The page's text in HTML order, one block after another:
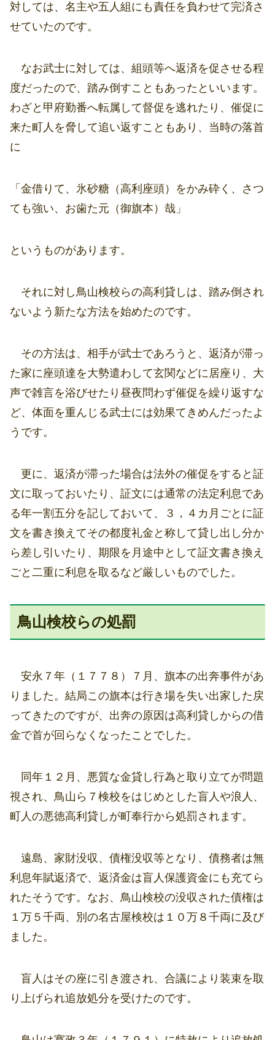
対しては、名主や五人組にも責任を負わせて完済さ
せていたのです。
なお武士に対しては、組頭等へ返済を促させる程
度だったので、踏み倒すこともあったといいます。
わざと甲府勤番へ転属して督促を逃れたり、催促に
来た町人を脅して追い返すこともあり、当時の落首
に
「金借りて、氷砂糖（高利座頭）をかみ砕く、さつ
ても強い、お歯た元（御旗本）哉」
というものがあります。
それに対し鳥山検校らの高利貸しは、踏み倒され
ないよう新たな方法を始めたのです。
その方法は、相手が武士であろうと、返済が滞っ
た家に座頭達を大勢遣わして玄関などに居座り、大
声で雑言を浴びせたり昼夜問わず催促を繰り返すな
ど、体面を重んじる武士には効果てきめんだったよ
うです。
更に、返済が滞った場合は法外の催促をすると証
文に取っておいたり、証文には通常の法定利息であ
る年一割五分を記しておいて、３，４カ月ごとに証
文を書き換えてその都度礼金と称して貸し出し分か
ら差し引いたり、期限を月途中として証文書き換え
ごと二重に利息を取るなど厳しいものでした。
鳥山検校らの処罰
安永７年（１７７８）７月、旗本の出奔事件があ
りました。結局この旗本は行き場を失い出家した戻
ってきたのですが、出奔の原因は高利貸しからの借
金で首が回らなくなったことでした。
同年１２月、悪質な金貸し行為と取り立てが問題
視され、鳥山ら７検校をはじめとした盲人や浪人、
町人の悪徳高利貸しが町奉行から処罰されます。
遠島、家財没収、債権没収等となり、債務者は無
利息年賦返済で、返済金は盲人保護資金にも充てら
れたそうです。なお、鳥山検校の没収された債権は
１万５千両、別の名古屋検校は１０万８千両に及び
ました。
盲人はその座に引き渡され、合議により装束を取
り上げられ追放処分を受けたのです。